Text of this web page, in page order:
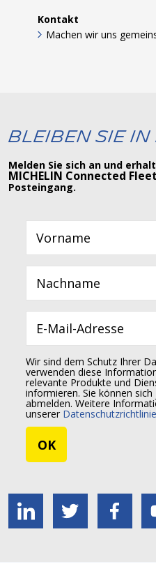
Kontakt
Machen wir uns
Bleiben Sie
Melden Sie sich an und
MICHELIN Connected Fleet
Posteingang.
Wir sind dem Schutz Ihrer
verwenden diese
relevante Produkte und
informieren. Sie können
abmelden. Weitere
unserer Datenschutzrichtlinie